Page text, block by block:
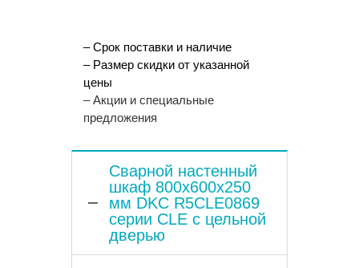
– Срок поставки и наличие
– Размер скидки от указанной
цены
– Акции и специальные
предложения
Сварной настенный
шкаф 800x600x250
мм DKC R5CLE0869
серии CLE с цельной
дверью